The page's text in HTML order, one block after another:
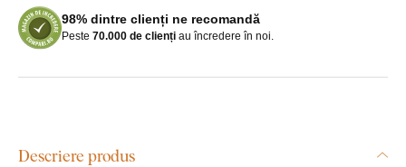
98% dintre clienți ne recomandă
Peste 70.000 de clienți au încredere în noi.
Descriere produs